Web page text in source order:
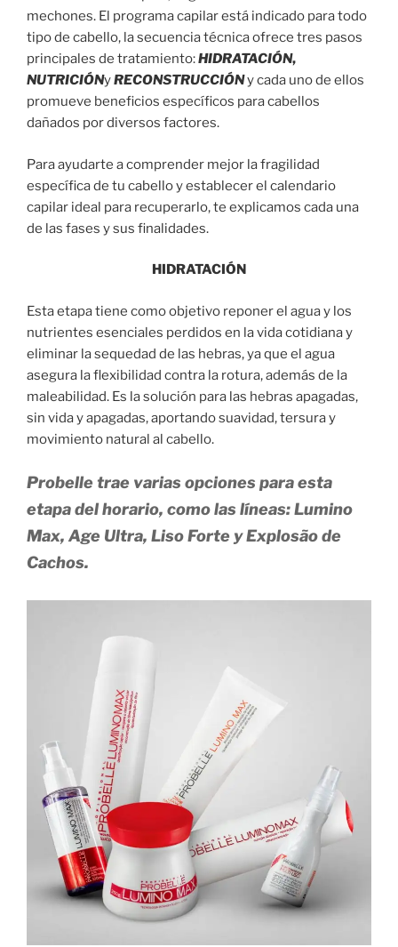
mechones. El programa capilar está indicado para todo
tipo de cabello, la secuencia técnica ofrece tres pasos
principales de tratamiento:HIDRATACIÓN,
NUTRICIÓNyRECONSTRUCCIÓNy cada uno de ellos
promueve beneficios específicos para cabellos
dañados por diversos factores.
Para ayudarte a comprender mejor la fragilidad
específica de tu cabello y establecer el calendario
capilar ideal para recuperarlo, te explicamos cada una
de las fases y sus finalidades.
HIDRATACIÓN
Esta etapa tiene como objetivo reponer el agua y los
nutrientes esenciales perdidos en la vida cotidiana y
eliminar la sequedad de las hebras, ya que el agua
asegura la flexibilidad contra la rotura, además de la
maleabilidad. Es la solución para las hebras apagadas,
sin vida y apagadas, aportando suavidad, tersura y
movimiento natural al cabello.
Probelle trae varias opciones para esta
etapa del horario, como las líneas: Lumino
Max, Age Ultra, Liso Forte y Explosão de
Cachos.